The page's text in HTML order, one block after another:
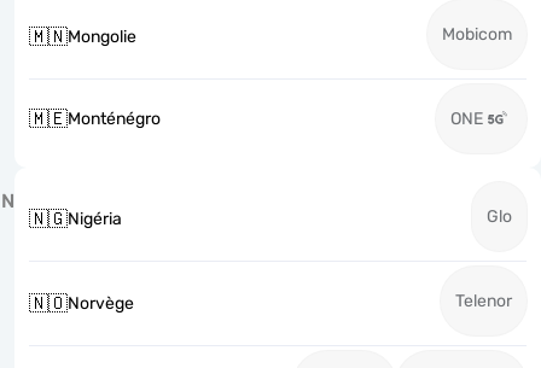
🇲🇳Mongolie Mobicom
🇲🇪Monténégro ONE
N
🇳🇬Nigéria Glo
🇳🇴Norvège Telenor